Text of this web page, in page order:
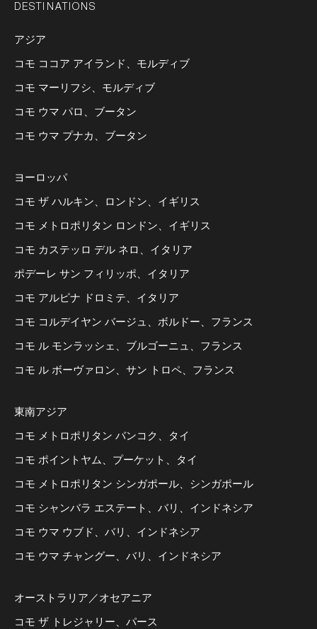
DESTINATIONS
アジア
コモ ココア アイランド、モルディブ
コモ マーリフシ、モルディブ
コモ ウマ パロ、ブータン
コモ ウマ プナカ、ブータン
ヨーロッパ
コモ ザ ハルキン、ロンドン、イギリス
コモ メトロポリタン ロンドン、イギリス
コモ カステッロ デル ネロ、イタリア
ポデーレ サン フィリッポ、イタリア
コモ アルピナ ドロミテ、イタリア
コモ コルデイヤン バージュ、ボルドー、フランス
コモ ル モンラッシェ、ブルゴーニュ、フランス
コモ ル ボーヴァロン、サン トロペ、フランス
東南アジア
コモ メトロポリタン バンコク、タイ
コモ ポイントヤム、プーケット、タイ
コモ メトロポリタン シンガポール、シンガポール
コモ シャンバラ エステート、バリ、インドネシア
コモ ウマ ウブド、バリ、インドネシア
コモ ウマ チャングー、バリ、インドネシア
オーストラリア／オセアニア
コモ ザ トレジャリー、パース